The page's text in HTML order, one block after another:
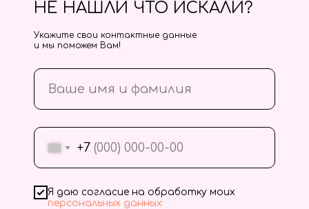
+7
Я даю согласие на обработку моих
персональных данных
НЕ НАШЛИ ЧТО ИСКАЛИ?
Укажите свои контактные данные
и мы поможем Вам!